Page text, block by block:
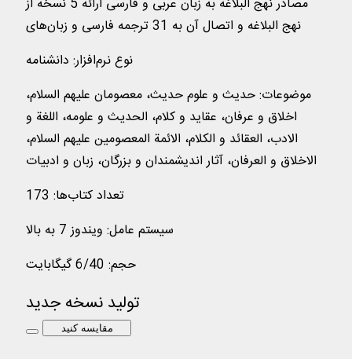
مصادر نهج البلاغه به زبان عربی و فارسی ارائه 5 نسخه از
نهج البلاغه و اتصال آن به 31 ترجمه فارسی و زبان‌‌های
نوع نرم‌افزار: دانشنامه
موضوعات:حدیث و علوم حدیث، معصومان علیهم السلام،
اخلاق و عرفان، عقاید و كلام، الحديث و علومه، اللغة و
الادب، العقائد و الكلام، الائمة المعصومين عليهم السلام،
الاخلاق و العرفان، آثار اندیشمندان و بزرگان، زبان و ادبیات
تعداد کتاب‌ها:
173
سیستم عامل: ویندوز 7 به بالا
حجم: 6/40 گیگابایت
تولید نسخه جدید
مقایسه کنید